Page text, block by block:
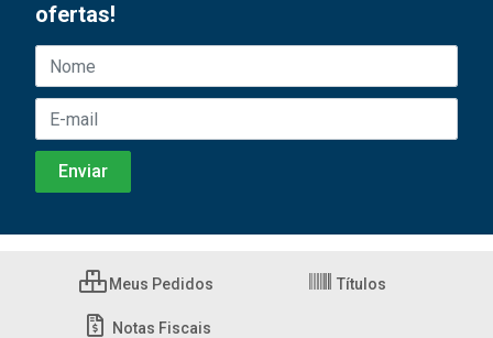
ofertas!
Meus Pedidos Títulos
Notas Fiscais